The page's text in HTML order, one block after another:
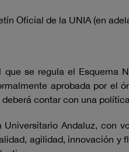
Oficial de la UNIA (en
se regula el Esquema
aprobada por el
contar con una
Andaluz, con
agilidad, innovación